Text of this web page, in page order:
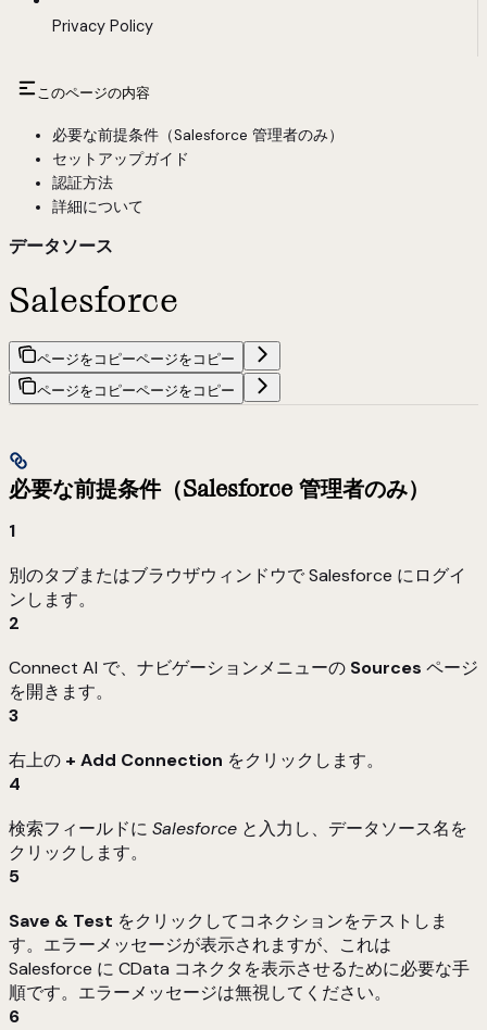
Privacy Policy
このページの内容
必要な前提条件（Salesforce 管理者のみ）
セットアップガイド
認証方法
詳細について
データソース
Salesforce
ページをコピーページをコピー
ページをコピーページをコピー
必要な前提条件（Salesforce 管理者のみ）
1
別のタブまたはブラウザウィンドウで Salesforce にログイ
ンします。
2
Connect AI で、ナビゲーションメニューの Sources ページ
を開きます。
3
右上の + Add Connection をクリックします。
4
検索フィールドに Salesforce と入力し、データソース名を
クリックします。
5
Save & Test をクリックしてコネクションをテストしま
す。エラーメッセージが表示されますが、これは
Salesforce に CData コネクタを表示させるために必要な手
順です。エラーメッセージは無視してください。
6